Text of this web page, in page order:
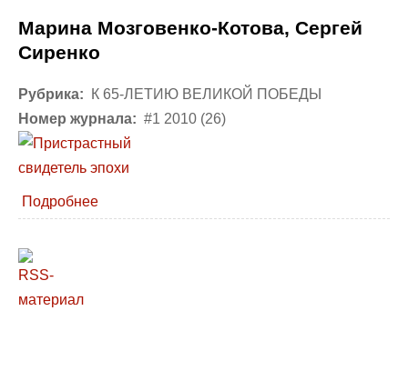
Марина Мозговенко-Котова, Сергей
Сиренко
Рубрика:
К 65-ЛЕТИЮ ВЕЛИКОЙ ПОБЕДЫ
Номер журнала: #1 2010 (26)
Подробнее